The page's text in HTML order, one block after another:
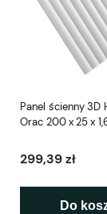
Panel ścienny 3D
Orac 200 x 25 x
299,39 zł
Do